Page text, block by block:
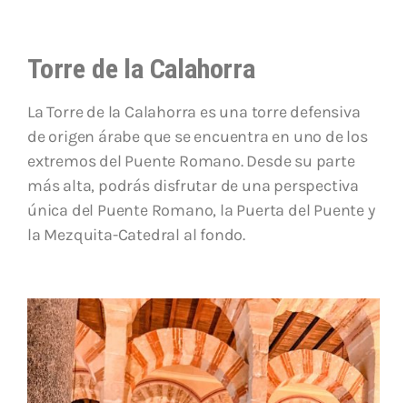
Torre de la Calahorra
La Torre de la Calahorra es una torre defensiva
de origen árabe que se encuentra en uno de los
extremos del Puente Romano. Desde su parte
más alta, podrás disfrutar de una perspectiva
única del Puente Romano, la Puerta del Puente y
la Mezquita-Catedral al fondo.